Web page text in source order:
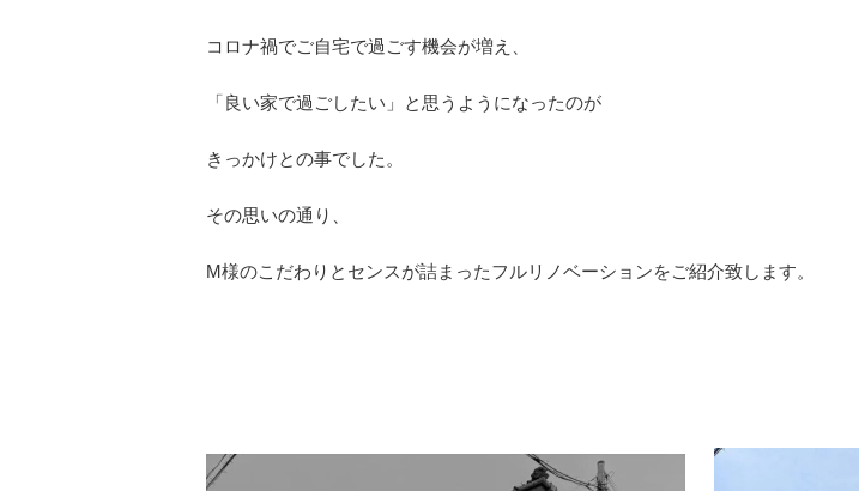
コロナ禍でご自宅で過ごす機会が増え、
「良い家で過ごしたい」と思うようになったのが
きっかけとの事でした。
その思いの通り、
М様のこだわりとセンスが詰まったフルリノベーションをご紹介致します。